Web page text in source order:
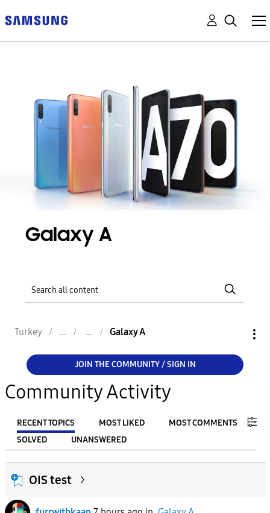
Galaxy A
Turkey Galaxy A
JOIN THE COMMUNITY / SIGN IN
Community Activity
RECENT TOPICS MOST LIKED
MOST COMMENTS
SOLVED
UNANSWERED
FILTER:
FromOIS test